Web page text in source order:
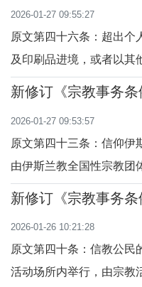
教财产所有权的归属问题
要依据是1980年7月16日
2026-01-27 09:55:27
原文第四十六条：超出个
及印刷品进境，或者以其
品，应当按照国家有关规
渗透，宗教类出版物及印
一。过去，境外通过公共
新修订《宗教事务
2026-01-27 09:53:57
原文第四十三条：信仰伊
由伊斯兰教全国性宗教团
穆斯林参加朝觐的规定。
前往国外参加朝觐是我国
动，关系到穆斯林自身的
新修订《宗教事务
2026-01-26 10:21:28
原文第四十条：信教公民
活动场所内举行，由宗教